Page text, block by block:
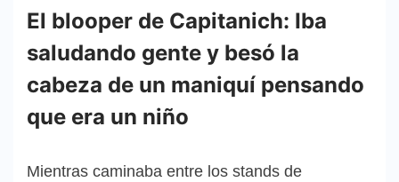
El blooper de Capitanich: Iba
saludando gente y besó la
cabeza de un maniquí pensando
que era un niño
Mientras caminaba entre los stands de